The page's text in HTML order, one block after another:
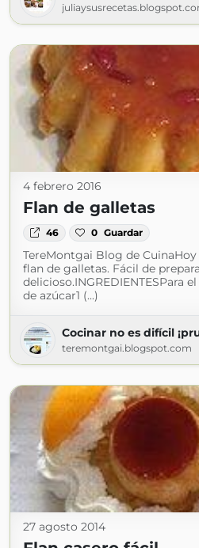
4 febrero 2016
Flan de galletas
46 0 Guardar
TereMontgai Blog de
flan de galletas. Fácil de
delicioso.INGREDIENTESPara
de azúcar1 (...)
Cocinar no es difícil
teremontgai.blogspot.com
27 agosto 2014